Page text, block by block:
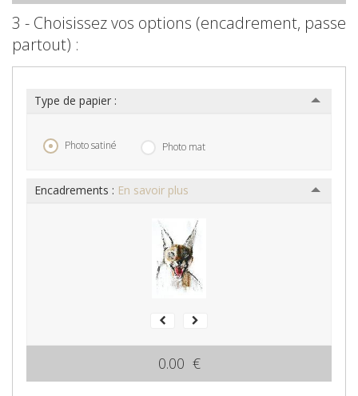
3 - Choisissez vos options (encadrement, passe
partout) :
Type de papier :
Photo satiné Photo mat
Encadrements : En savoir plus
0.00 €